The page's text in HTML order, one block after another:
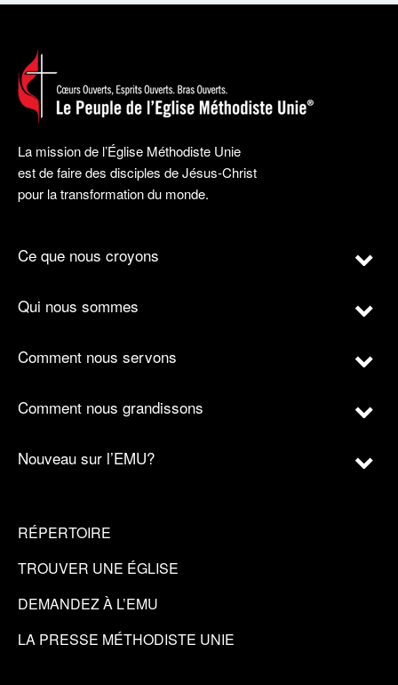
La mission de l’Église Méthodiste Unie
est de faire des disciples de Jésus-Christ
pour la transformation du monde.
Ce que nous croyons
Qui nous sommes
Comment nous servons
Comment nous grandissons
Nouveau sur l’EMU?
RÉPERTOIRE
TROUVER UNE ÉGLISE
DEMANDEZ À L’EMU
LA PRESSE MÉTHODISTE UNIE